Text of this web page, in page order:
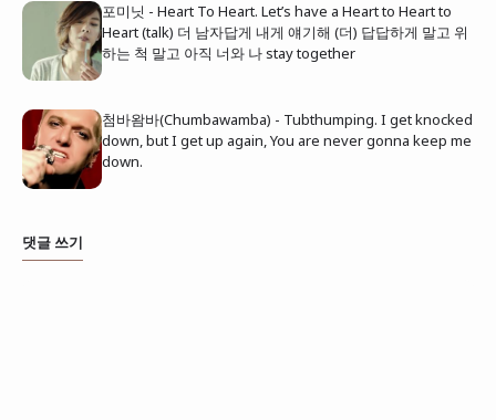
포미닛 - Heart To Heart. Let’s have a Heart to Heart to
Heart (talk) 더 남자답게 내게 얘기해 (더) 답답하게 말고 위
하는 척 말고 아직 너와 나 stay together
첨바왐바(Chumbawamba) - Tubthumping. I get knocked
down, but I get up again, You are never gonna keep me
down.
댓글 쓰기